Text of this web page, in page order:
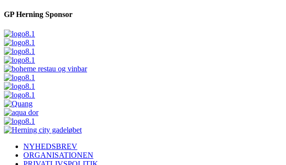
GP Herning Sponsor
NYHEDSBREV
ORGANISATIONEN